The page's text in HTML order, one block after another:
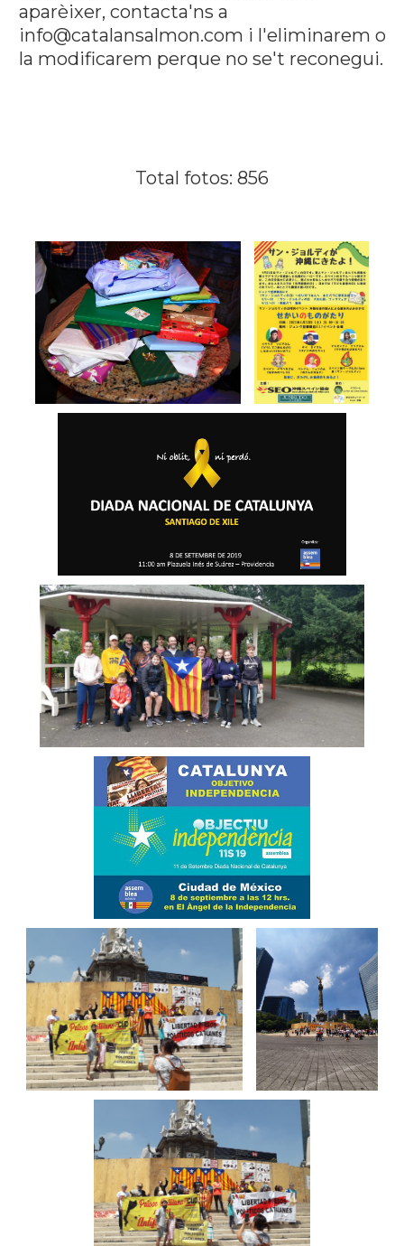
aparèixer, contacta'ns a
info@catalansalmon.com i l'eliminarem o
la modificarem perque no se't reconegui.
Total fotos: 856